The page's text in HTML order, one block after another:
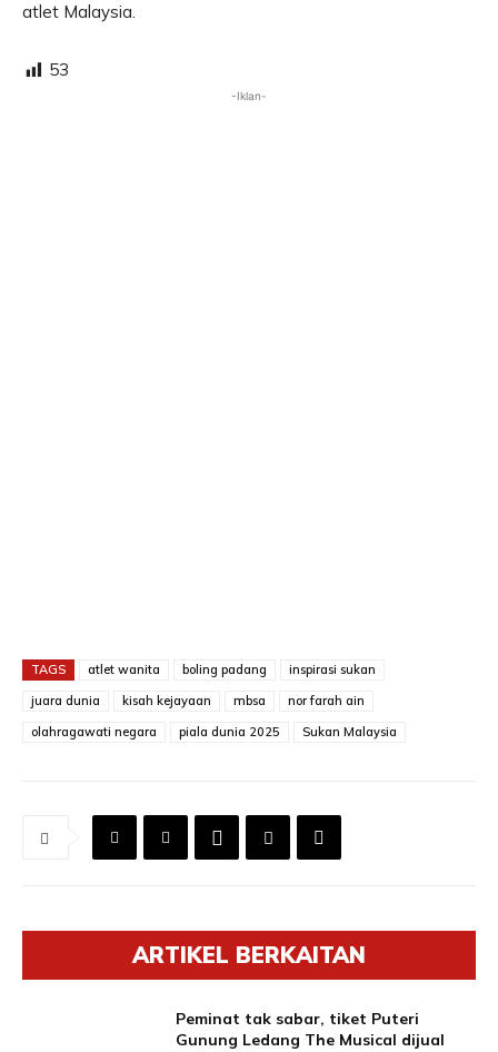
atlet Malaysia.
53
-Iklan-
TAGS atlet wanita boling padang
inspirasi sukan
juara dunia
kisah kejayaan mbsa
nor farah ain
olahragawati negara
piala dunia 2025 Sukan Malaysia
ARTIKEL BERKAITAN
Peminat tak sabar, tiket Puteri
Gunung Ledang The Musical dijual